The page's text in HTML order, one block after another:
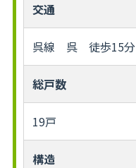
交通
呉線 呉 徒歩15分
総戸数
19戸
構造